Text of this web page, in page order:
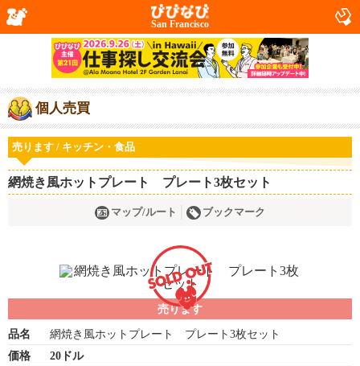
San Francisco
個人売買
売ります / キッチン・食品
網焼き風ホットプレート プレート3枚セット
マップ/ルート ブックマーク
売ります
品名
網焼き風ホットプレート プレート3枚セット
価格
20ドル